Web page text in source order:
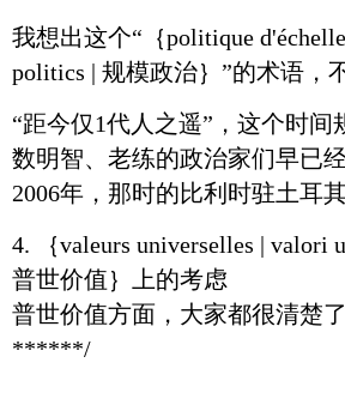
我想出这个“｛politique
politics | 规模政治｝”的术语，
“距今仅1代人之遥”，这个时
数明智、老练的政治家们早已
2006年，那时的比利时驻土耳
4. ｛valeurs universelles | valori
普世价值｝上的考虑
普世价值方面，大家都很清楚
******/